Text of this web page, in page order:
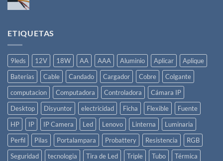
de
ETIQUETAS
9leds 12V 18W AA AAA Aluminio Aplicar
Aplique
Baterías
Cable Candado Cargador Cobre
Colgante
computacion
Computadora Controladora
Cámara IP
Desktop
Disyuntor electricidad Ficha Flexible
Fuente
HP
IP IP Camera Led Lenovo Linterna
Luminaria
Perfil
Pilas Portalampara Probattery Resistencia
RGB
Seguridad
tecnologia Tira de Led Triple Tubo
Térmica